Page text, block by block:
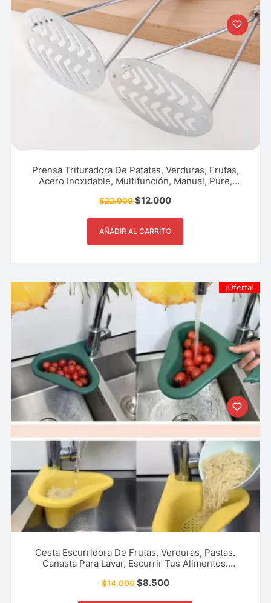
Prensa Trituradora De Patatas, Verduras, Frutas,
Acero Inoxidable, Multifunción, Manual, Pure,
$22.000$12.000
AÑADIR AL CARRITO
¡Oferta!
Cesta Escurridora De Frutas, Verduras, Pastas.
Canasta Para Lavar, Escurrir Tus Alimentos.
$14.000$8.500